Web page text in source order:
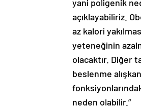
yani poligenik
açıklayabiliriz.
az kalori
yeteneğinin
olacaktır. Diğer
beslenme
neden olabilir.”